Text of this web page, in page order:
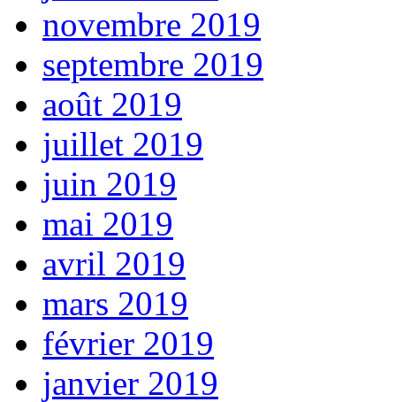
novembre 2019
septembre 2019
août 2019
juillet 2019
juin 2019
mai 2019
avril 2019
mars 2019
février 2019
janvier 2019